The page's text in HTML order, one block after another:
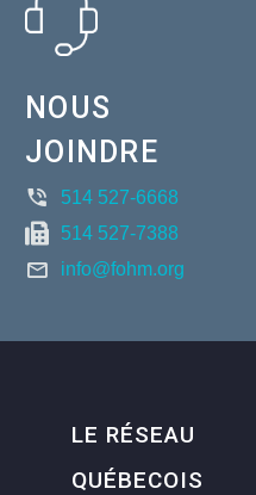
NOUS
JOINDRE
514 527-6668
514 527-7388
info@fohm.org
LE RÉSEAU
QUÉBECOIS